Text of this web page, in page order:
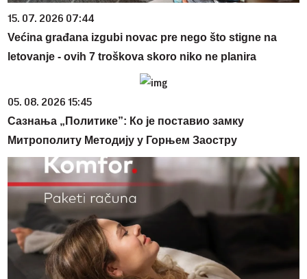
15. 07. 2026 07:44
Većina građana izgubi novac pre nego što stigne na
letovanje - ovih 7 troškova skoro niko ne planira
05. 08. 2026 15:45
Сазнања „Политике”: Ко је поставио замку
Митрополиту Методију у Горњем Заостру